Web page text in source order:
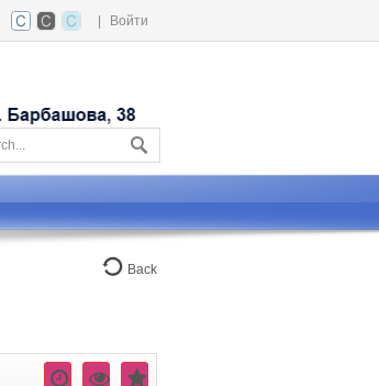
Войти
Back